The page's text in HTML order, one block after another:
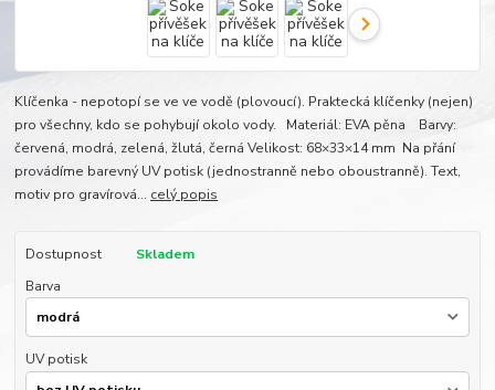
Klíčenka - nepotopí se ve ve vodě (plovoucí). Praktecká klíčenky (nejen)
pro všechny, kdo se pohybují okolo vody. Materiál: EVA pěna Barvy:
červená, modrá, zelená, žlutá, černá Velikost: 68×33×14 mm Na přání
provádíme barevný UV potisk (jednostranně nebo oboustranně). Text,
motiv pro gravírová... celý popis
Dostupnost
Skladem
Barva
UV potisk